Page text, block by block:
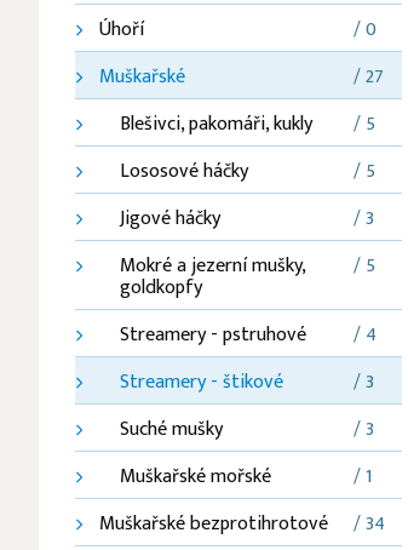
Úhoří
/ 0
Muškařské
/ 27
Blešivci, pakomáři, kukly
/ 5
Lososové háčky
/ 5
Jigové háčky
/ 3
Mokré a jezerní mušky,
goldkopfy
/ 5
Streamery - pstruhové
/ 4
Streamery - štikové
/ 3
Suché mušky
/ 3
Muškařské mořské
/ 1
Muškařské bezprotihrotové
/ 34